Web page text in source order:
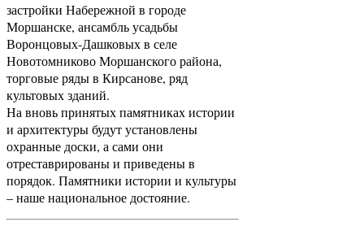
застройки Набережной в городе
Моршанске, ансамбль усадьбы
Воронцовых-Дашковых в селе
Новотомниково Моршанского района,
торговые ряды в Кирсанове, ряд
культовых зданий.
На вновь принятых памятниках истории
и архитектуры будут установлены
охранные доски, а сами они
отреставрированы и приведены в
порядок. Памятники истории и культуры
– наше национальное достояние.